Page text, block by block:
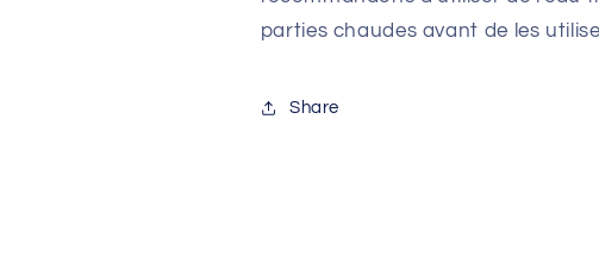
parties chaudes avant de les
Share